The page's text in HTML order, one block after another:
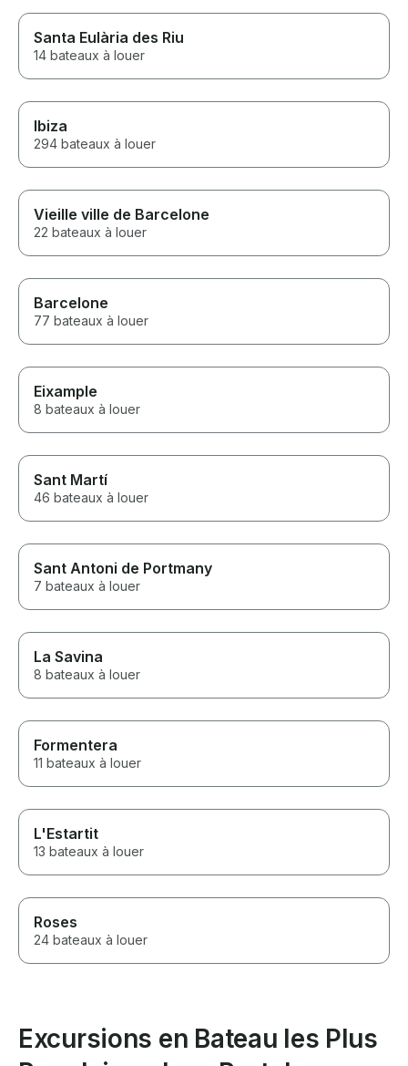
Santa Eulària des Riu
14 bateaux à louer
Ibiza
294 bateaux à louer
Vieille ville de Barcelone
22 bateaux à louer
Barcelone
77 bateaux à louer
Eixample
8 bateaux à louer
Sant Martí
46 bateaux à louer
Sant Antoni de Portmany
7 bateaux à louer
La Savina
8 bateaux à louer
Formentera
11 bateaux à louer
L'Estartit
13 bateaux à louer
Roses
24 bateaux à louer
Excursions en Bateau les Plus